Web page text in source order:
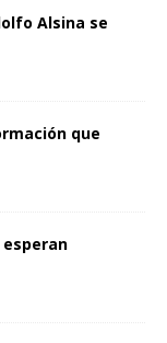
Alsina se
que
esperan